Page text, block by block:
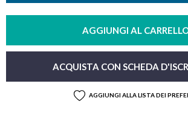
AGGIUNGI AL
ACQUISTA CON SCHEDA
AGGIUNGI ALLA LISTA DEI